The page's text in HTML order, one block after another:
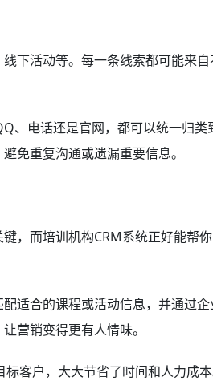
下活动等。每一条线索都可能来自
、电话还是官网，都可以统一归类
免重复沟通或遗漏重要信息。
，而培训机构CRM系统正好能帮
适合的课程或活动信息，并通过企
营销变得更有人情味。
客户，大大节省了时间和人力成本